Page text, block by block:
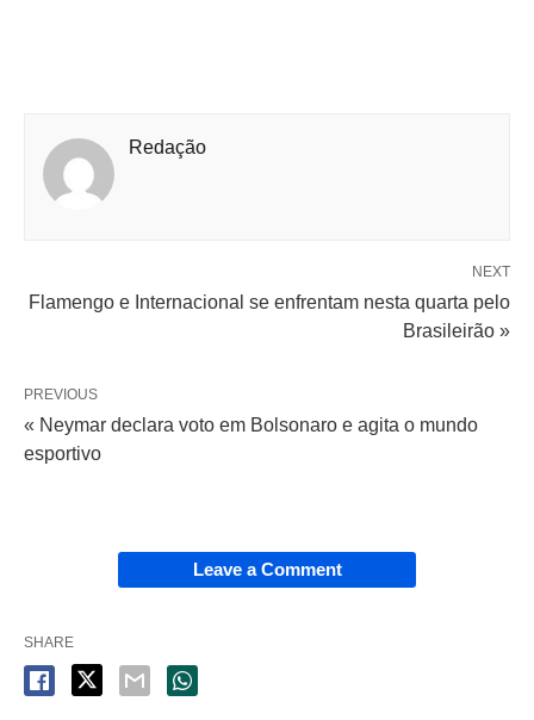
Redação
NEXT
Flamengo e Internacional se enfrentam nesta quarta pelo
Brasileirão »
PREVIOUS
« Neymar declara voto em Bolsonaro e agita o mundo
esportivo
Leave a Comment
SHARE